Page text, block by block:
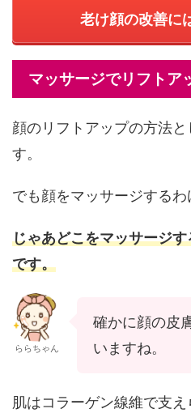
老け顔の改善に
マッサージでリフトア
顔のリフトアップの方法と
す。
でも顔をマッサージするわ
じゃあどこをマッサージ
です。
ららちゃん
確かに顔の皮
いますね。
肌はコラーゲン線維で支え